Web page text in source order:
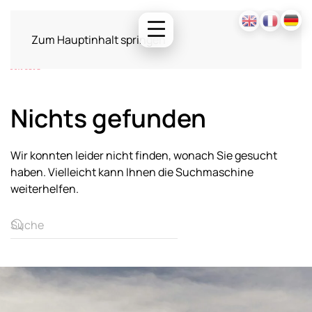
Zum Hauptinhalt springen
Nichts gefunden
Wir konnten leider nicht finden, wonach Sie gesucht
haben. Vielleicht kann Ihnen die Suchmaschine
weiterhelfen.